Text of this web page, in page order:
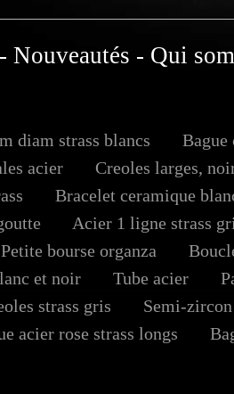
- Nouveautés - Qui
diam strass blancs
Bague
acier
Creoles larges,
Bracelet ceramique
Acier 1 ligne strass
bourse organza
et noir
Tube acier
strass gris
Semi-zircon
acier rose strass longs